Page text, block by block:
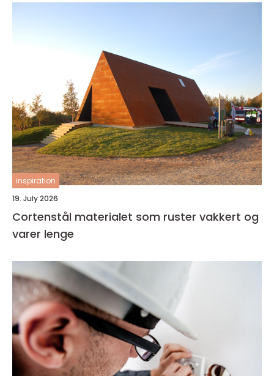
inspiration
19. July 2026
Cortenstål materialet som ruster vakkert og
varer lenge